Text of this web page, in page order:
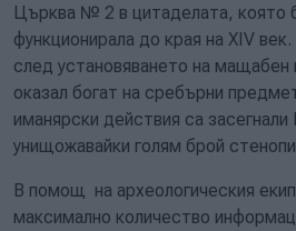
Църква № 2 в цитаделата, която
функционирала до края на ХІV
след установяването на
оказал богат на сребърни
иманярски действия са
унищожавайки голям брой
В помощ на археологическия
максимално количество